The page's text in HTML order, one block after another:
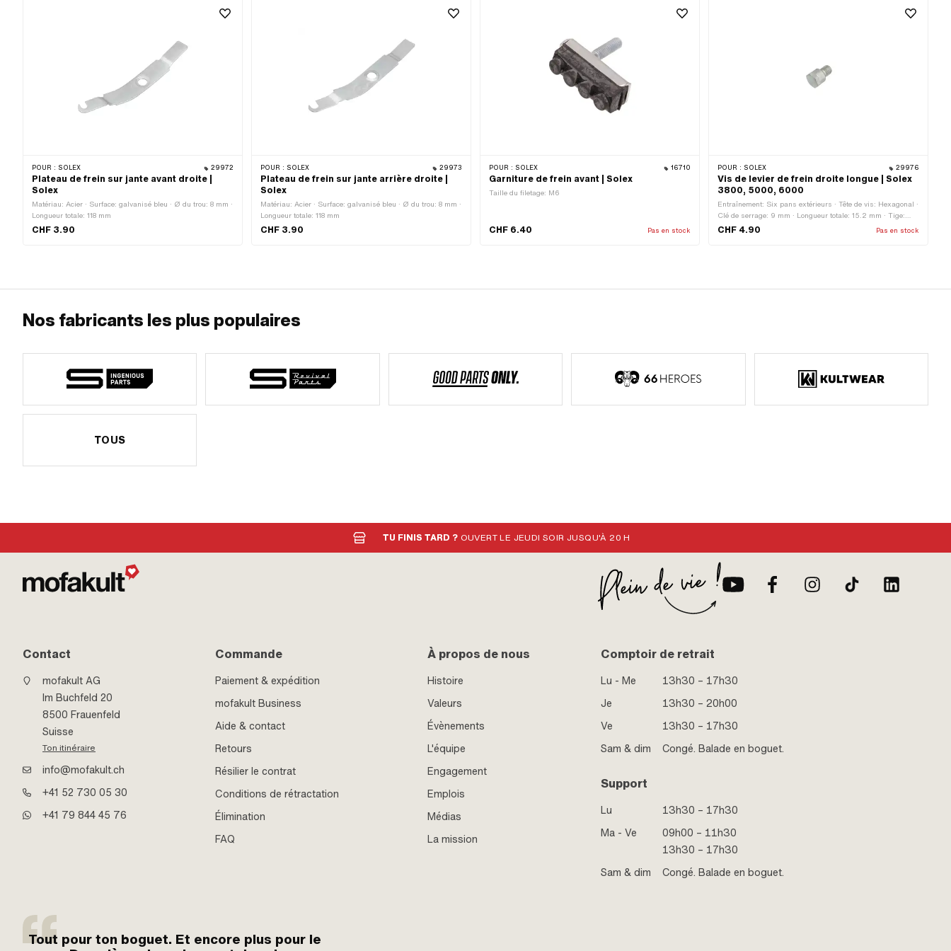
POUR : SOLEX 29972
Plateau de frein sur jante avant droite |
Solex
Matériau: Acier · Surface: galvanisé bleu · Ø du trou: 8 mm ·
Longueur totale: 118 mm
CHF 3.90
POUR : SOLEX 29973
Plateau de frein sur jante arrière droite |
Solex
Matériau: Acier · Surface: galvanisé bleu · Ø du trou: 8 mm ·
Longueur totale: 118 mm
CHF 3.90
POUR : SOLEX 16710
Garniture de frein avant | Solex
Taille du filetage: M6
CHF 6.40 Pas en stock
POUR : SOLEX 29976
Vis de levier de frein droite longue | Solex
3800, 5000, 6000
Entraînement: Six pans extérieurs · Tête de vis: Hexagonal ·
Clé de serrage: 9 mm · Longueur totale: 15.2 mm · Tige:
Oui · Diamètre nominal (filetage): 6 mm · Ø de la tige: 9
CHF 4.90 Pas en stock
Nos fabricants les plus populaires
TOUS
TU FINIS TARD ? OUVERT LE JEUDI SOIR JUSQU'À 20 H
Contact
mofakult AG
Im Buchfeld 20
8500 Frauenfeld
Suisse
Ton itinéraire
info@mofakult.ch
+41 52 730 05 30
+41 79 844 45 76
Commande
Paiement & expédition
mofakult Business
Aide & contact
Retours
Résilier le contrat
Conditions de rétractation
Élimination
FAQ
À propos de nous
Histoire
Valeurs
Évènements
L'équipe
Engagement
Emplois
Médias
La mission
Comptoir de retrait
Lu - Me
13h30 – 17h30
Je
13h30 – 20h00
Ve
13h30 – 17h30
Sam & dim
Congé. Balade en boguet.
Support
Lu
13h30 – 17h30
Ma - Ve
09h00 – 11h30
13h30 – 17h30
Sam & dim
Congé. Balade en boguet.
Tout pour ton boguet. Et encore plus pour le